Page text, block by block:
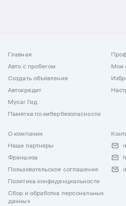
Главная
Авто с пробегом
Создать объявление
Автокредит
Mycar Гид
Памятка по кибербезопасности
Мои
О компании
Наши партнеры
Франшиза
Пользовательское соглашение
Политика конфиденциальности
Сбор и обработка персональных
данных